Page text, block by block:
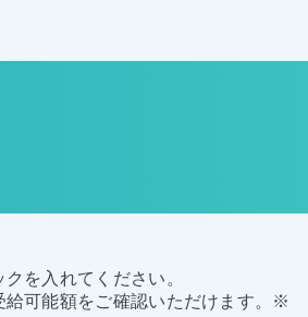
を入れてください。
給可能額をご確認いただけます。※